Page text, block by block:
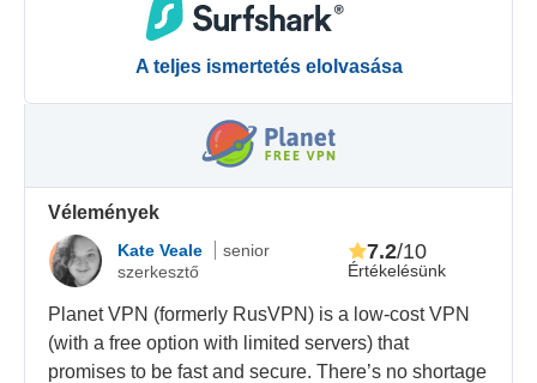
A teljes ismertetés elolvasása
Vélemények
Kate Veale
senior
szerkesztő
Értékelésünk
7.2/10
Planet VPN (formerly RusVPN) is a low-cost VPN
(with a free option with limited servers) that
promises to be fast and secure. There’s no shortage